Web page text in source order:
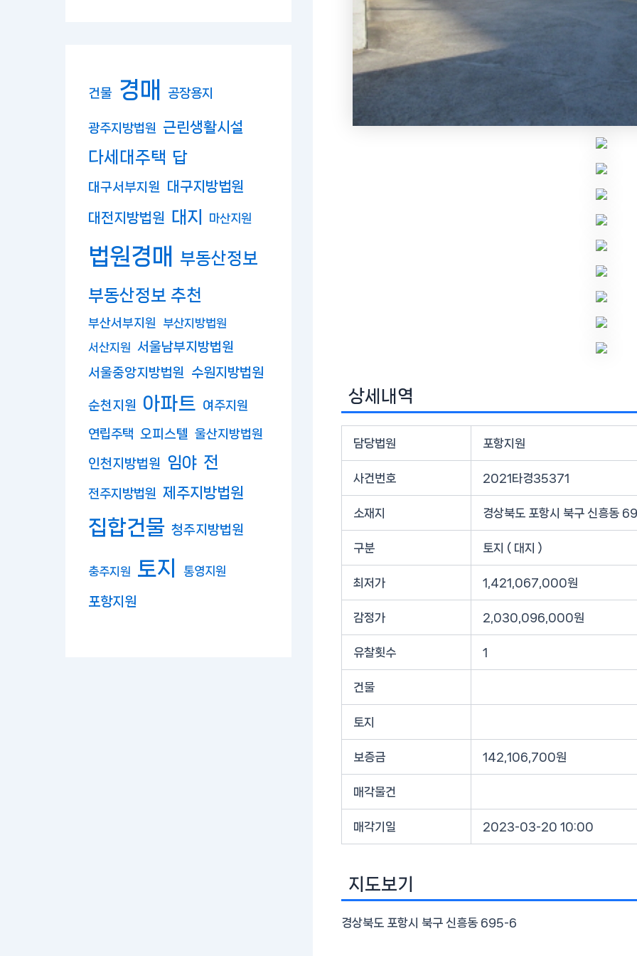
건물 경매 공장용지
광주지방법원 근린생활시설
다세대주택 답
대구서부지원 대구지방법원
대전지방법원 대지 마산지원
법원경매
부동산정보
부동산정보 추천
부산서부지원
부산지방법원
서산지원 서울남부지방법원
서울중앙지방법원 수원지방법원
순천지원 아파트 여주지원
연립주택 오피스텔 울산지방법원
인천지방법원 임야 전
전주지방법원 제주지방법원
집합건물 청주지방법원
충주지원 토지 통영지원
포항지원
상세내역
담당법원 포항지원
사건번호 2021타경35371
소재지 경상북도 포항시 북구 신흥동
구분 토지 ( 대지 )
최저가 1,421,067,000원
감정가 2,030,096,000원
유찰횟수 1
건물
토지
보증금 142,106,700원
매각물건
매각기일 2023-03-20 10:00
지도보기
경상북도 포항시 북구 신흥동 695-6